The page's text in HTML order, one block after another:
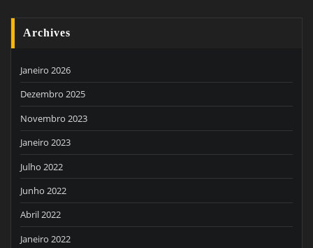
Archives
Janeiro 2026
Dezembro 2025
Novembro 2023
Janeiro 2023
Julho 2022
Junho 2022
Abril 2022
Janeiro 2022